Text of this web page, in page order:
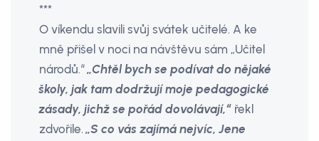
***
O víkendu slavili svůj svátek učitelé. A ke
mně přišel v noci na návštěvu sám „Učitel
národů.“„Chtěl bych se podívat do nějaké
školy, jak tam dodržují moje pedagogické
zásady, jichž se pořád dovolávají,“ řekl
zdvořile.„S co vás zajímá nejvíc, Jene